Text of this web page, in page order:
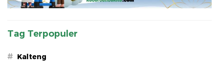
Tag Terpopuler
# Kalteng